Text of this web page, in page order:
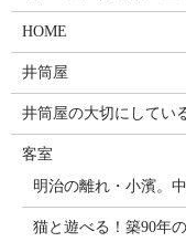
HOME
井筒屋
井筒屋の大切にしてい
客室
明治の離れ・小濱。
猫と遊べる！築90年